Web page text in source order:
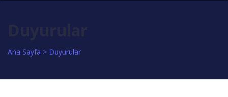
Ana Sayfa > Duyurular